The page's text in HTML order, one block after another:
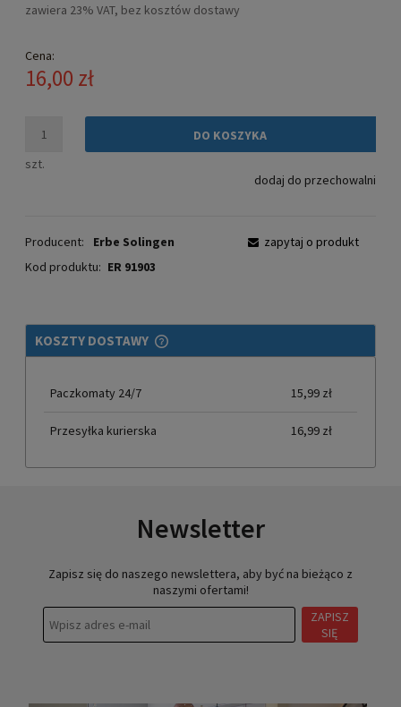
zawiera 23% VAT, bez kosztów dostawy
Cena:
16,00 zł
szt.
DO KOSZYKA
dodaj do przechowalni
Producent:
Erbe Solingen
Kod produktu: ER 91903
zapytaj o produkt
KOSZTY DOSTAWY
CENA NIE ZAWIERA EWENTUALNYCH KOSZTÓW PŁATNOŚCI
Paczkomaty 24/7 15,99 zł
Przesyłka kurierska 16,99 zł
Newsletter
Zapisz się do naszego newslettera, aby być na bieżąco z
naszymi ofertami!
ZAPISZ
SIĘ